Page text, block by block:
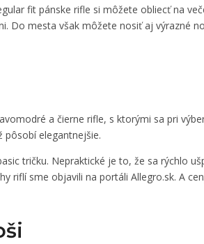
fit pánske rifle si môžete obliecť na
Do mesta však môžete nosiť aj výrazné
a čierne rifle, s ktorými sa pri
elegantnejšie.
tričku. Nepraktické je to, že sa rýchlo
riflí sme objavili na portáli Allegro.sk. A